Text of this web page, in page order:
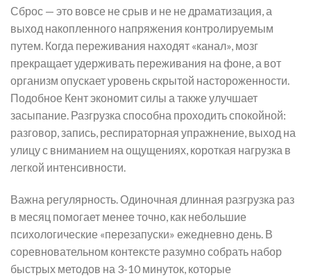
Сброс — это вовсе не срыв и не не драматизация, а
выход накопленного напряжения контролируемым
путем. Когда переживания находят «канал», мозг
прекращает удерживать переживания на фоне, а вот
организм опускает уровень скрытой настороженности.
Подобное Кент экономит силы а также улучшает
засыпание. Разгрузка способна проходить спокойной:
разговор, запись, респираторная упражнение, выход на
улицу с вниманием на ощущениях, короткая нагрузка в
легкой интенсивности.
Важна регулярность. Одиночная длинная разгрузка раз
в месяц помогает менее точно, как небольшие
психологические «перезапуски» ежедневно день. В
соревновательном контексте разумно собрать набор
быстрых методов на 3-10 минуток, которые